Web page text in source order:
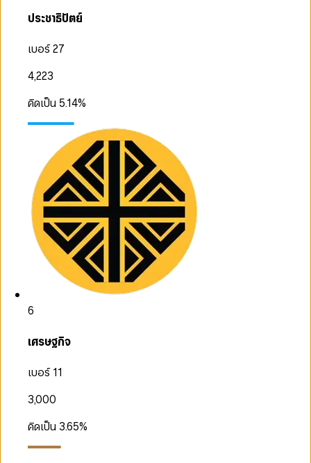
ประชาธิปัตย์
เบอร์ 27
4,223
คิดเป็น 5.14%
6
เศรษฐกิจ
เบอร์ 11
3,000
คิดเป็น 3.65%